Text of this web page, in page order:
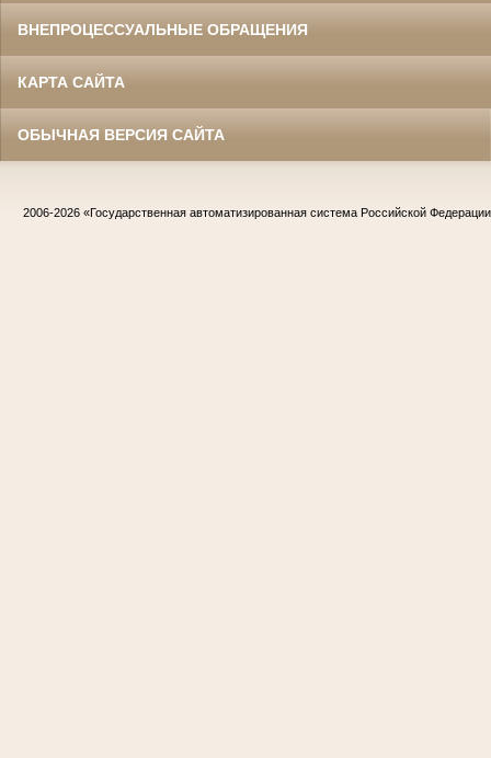
ВНЕПРОЦЕССУАЛЬНЫЕ ОБРАЩЕНИЯ
КАРТА САЙТА
ОБЫЧНАЯ ВЕРСИЯ САЙТА
2006-2026 «Государственная автоматизированная система Российской